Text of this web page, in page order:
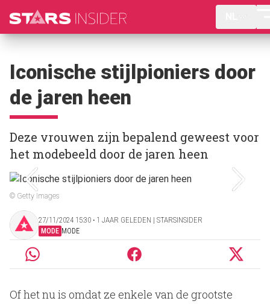
Iconische stijlpioniers door
de jaren heen
Deze vrouwen zijn bepalend geweest voor
het modebeeld door de jaren heen
© Getty Images
27/11/2024 15:30 ‧ 1 JAAR GELEDEN | STARSINSIDER
MODE MODE
Of het nu is omdat ze enkele van de grootste